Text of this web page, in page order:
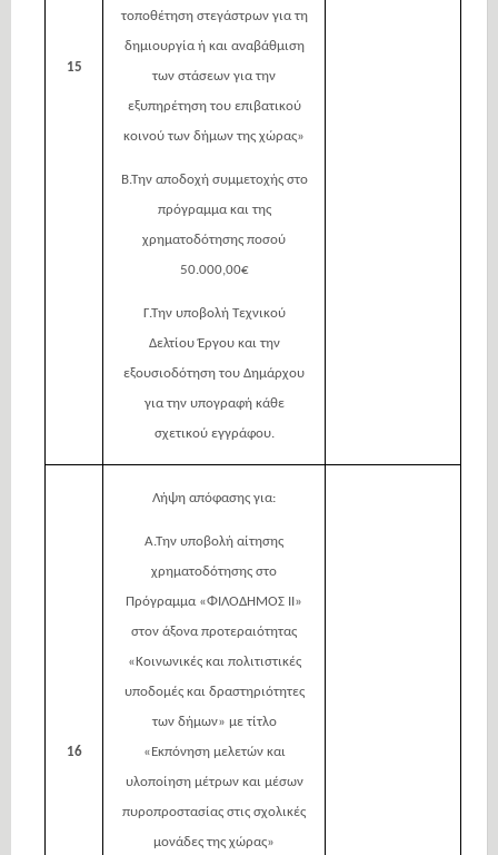
15
τοποθέτηση στεγάστρων για τη
δημιουργία ή και αναβάθμιση
των στάσεων για την
εξυπηρέτηση του επιβατικού
κοινού των δήμων της χώρας»
Β.Την αποδοχή συμμετοχής στο
πρόγραμμα και της
χρηματοδότησης ποσού
50.000,00€
Γ.Την υποβολή Τεχνικού
Δελτίου Έργου και την
εξουσιοδότηση του Δημάρχου
για την υπογραφή κάθε
σχετικού εγγράφου.
16
Λήψη απόφασης για:
Α.Την υποβολή αίτησης
χρηματοδότησης στο
Πρόγραμμα «ΦΙΛΟΔΗΜΟΣ ΙΙ»
στον άξονα προτεραιότητας
«Κοινωνικές και πολιτιστικές
υποδομές και δραστηριότητες
των δήμων» με τίτλο
«Εκπόνηση μελετών και
υλοποίηση μέτρων και μέσων
πυροπροστασίας στις σχολικές
μονάδες της χώρας»